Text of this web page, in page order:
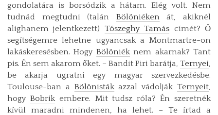
gondolatára is borsódzik a hátam. Elég volt. Nem
tudnád megtudni (talán Bölöniéken át, akiknél
alighanem jelentkezett) Tószeghy Tamás címét? Ő
segítségemre lehetne ugyancsak a Montmartre-on
lakáskeresésben. Hogy Bölöniéknem akarnak? Tant
pis. Én sem akarom őket. – Bandit Piri barátja, Ternyei,
be akarja ugratni egy magyar szervezkedésbe.
Toulouse-ban a Bölönistákazzal vádoljákTernyeit,
hogy Bobrikembere. Mit tudsz róla? Én szeretnék
kívül maradni mindenen, ha lehet. – Te írtad a